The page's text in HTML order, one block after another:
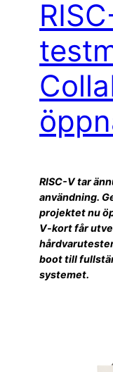
RISC-V tar
användning.
projektet nu
V-kort får
boot till
systemet.